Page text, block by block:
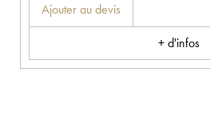
Ajouter au devis
+ d'infos